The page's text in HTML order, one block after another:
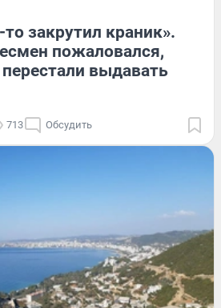
закрутил краник».
пожаловался,
выдавать
713 Обсудить